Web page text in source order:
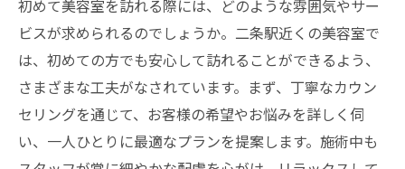
初めて美容室を訪れる際には、どのような雰囲気やサー
ビスが求められるのでしょうか。二条駅近くの美容室で
は、初めての方でも安心して訪れることができるよう、
さまざまな工夫がなされています。まず、丁寧なカウン
セリングを通じて、お客様の希望やお悩みを詳しく伺
い、一人ひとりに最適なプランを提案します。施術中も